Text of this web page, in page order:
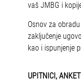
vaš JMBG i
Osnov za
zaključenje
kao i ispunjenje
UPITNICI,